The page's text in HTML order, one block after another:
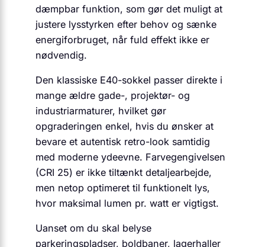
dæmpbar funktion, som gør det muligt at
justere lysstyrken efter behov og sænke
energiforbruget, når fuld effekt ikke er
nødvendig.
Den klassiske E40-sokkel passer direkte i
mange ældre gade-, projektør- og
industriarmaturer, hvilket gør
opgraderingen enkel, hvis du ønsker at
bevare et autentisk retro-look samtidig
med moderne ydeevne. Farvegengivelsen
(CRI 25) er ikke tiltænkt detaljearbejde,
men netop optimeret til funktionelt lys,
hvor maksimal lumen pr. watt er vigtigst.
Uanset om du skal belyse
parkeringspladser, boldbaner, lagerhaller